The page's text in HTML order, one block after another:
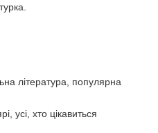
література, популярна
усі, хто цікавиться